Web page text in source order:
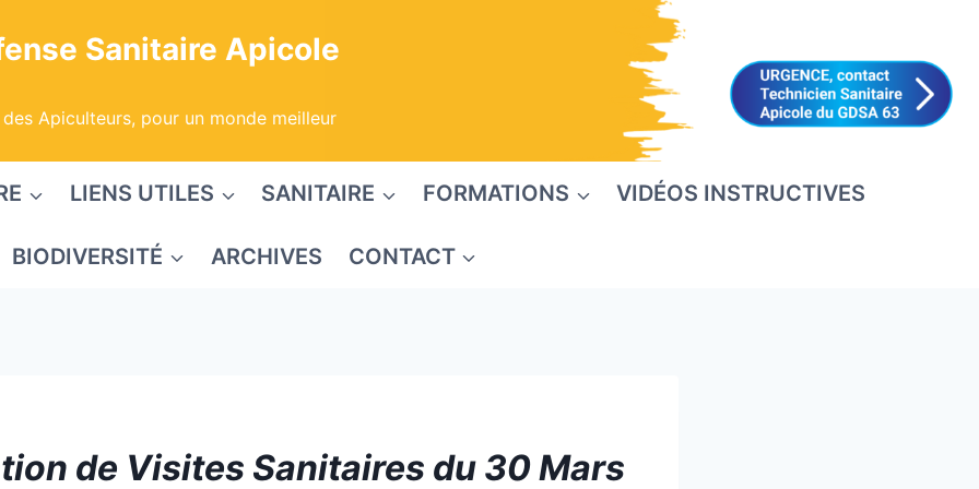
Sanitaire Apicole
Apiculteurs, pour un monde meilleur
LIENS UTILES SANITAIRE FORMATIONS VIDÉOS INSTRUCTIVES
BIODIVERSITÉ ARCHIVES CONTACT
de Visites Sanitaires du 30 Mars